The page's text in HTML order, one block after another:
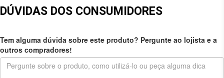
DÚVIDAS DOS CONSUMIDORES
Tem alguma dúvida sobre este produto? Pergunte ao lojista e a
outros compradores!